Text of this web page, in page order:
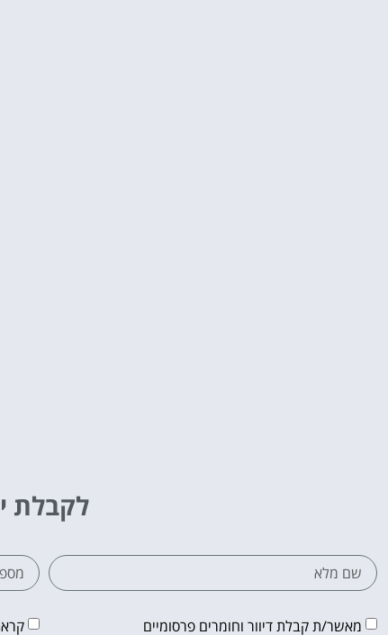
לקבלת
מאשר/ת קבלת דיוור וחומרים פרסומיים